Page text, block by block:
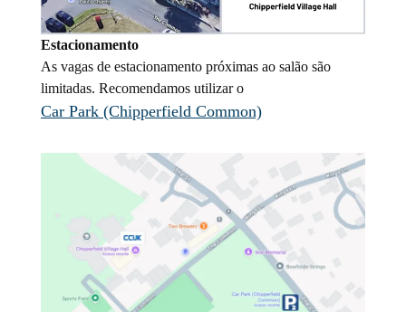
Estacionamento
As vagas de estacionamento próximas ao salão são
limitadas. Recomendamos utilizar o
Car Park (Chipperfield Common)